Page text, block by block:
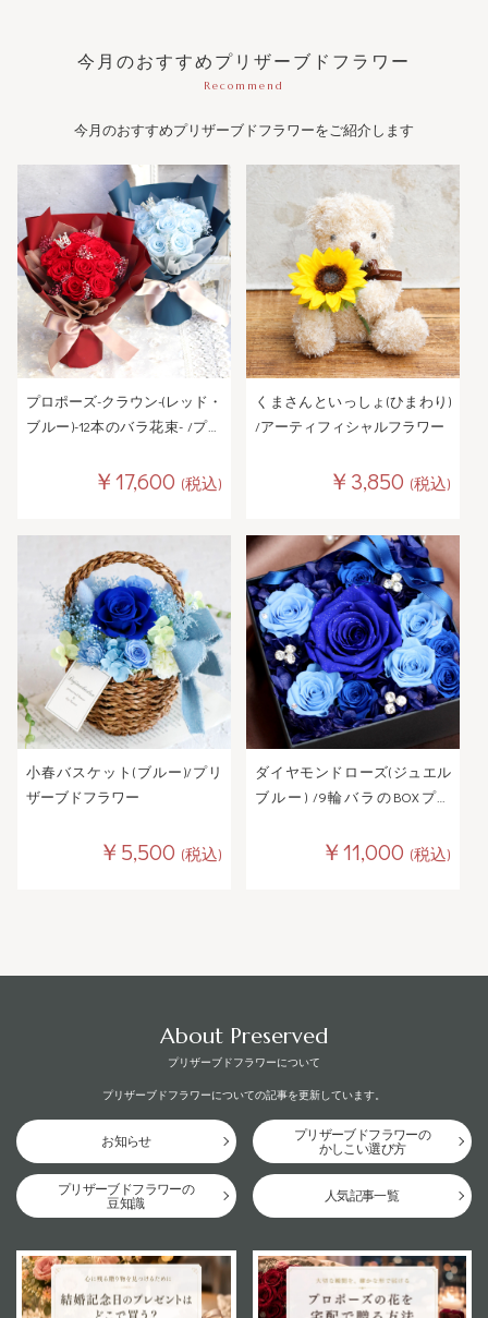
今月のおすすめプリザーブドフラワー
Recommend
今月のおすすめプリザーブドフラワーをご紹介します
プロポーズ-クラウン-(レッド・
ブルー)-12本のバラ花束- /プリ
￥17,600 (税込)
くまさんといっしょ(ひまわり)
/アーティフィシャルフラワー
￥3,850 (税込)
小春バスケット(ブルー)/プリ
ザーブドフラワー
￥5,500 (税込)
ダイヤモンドローズ(ジュエル
ブルー) /9輪バラのBOXプリ
￥11,000 (税込)
About Preserved
プリザーブドフラワーについて
プリザーブドフラワーについての記事を更新しています。
お知らせ
プリザーブドフラワーの
かしこい選び方
プリザーブドフラワーの
豆知識
人気記事一覧